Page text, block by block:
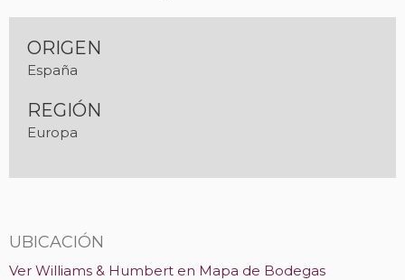
ORIGEN
España
REGIÓN
Europa
UBICACIÓN
Ver Williams & Humbert en Mapa de Bodegas